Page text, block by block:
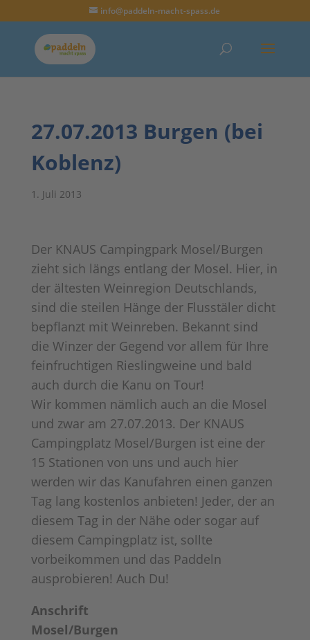
info@paddeln-macht-spass.de
27.07.2013 Burgen (bei
Koblenz)
1. Juli 2013
Der KNAUS Campingpark Mosel/Burgen
zieht sich längs entlang der Mosel. Hier, in
der ältesten Weinregion Deutschlands,
sind die steilen Hänge der Flusstäler dicht
bepflanzt mit Weinreben. Bekannt sind
die Winzer der Gegend vor allem für Ihre
feinfruchtigen Rieslingweine und bald
auch durch die Kanu on Tour!
Wir kommen nämlich auch an die Mosel
und zwar am 27.07.2013. Der KNAUS
Campingplatz Mosel/Burgen ist eine der
15 Stationen von uns und auch hier
werden wir das Kanufahren einen ganzen
Tag lang kostenlos anbieten! Jeder, der an
diesem Tag in der Nähe oder sogar auf
diesem Campingplatz ist, sollte
vorbeikommen und das Paddeln
ausprobieren! Auch Du!
Anschrift
Mosel/Burgen